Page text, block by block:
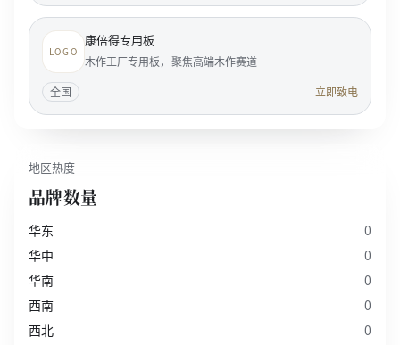
LOGO
康倍得专用板
木作工厂专用板，聚焦高端木作赛道
全国
立即致电
地区热度
品牌数量
华东
0
华中
0
华南
0
西南
0
西北
0